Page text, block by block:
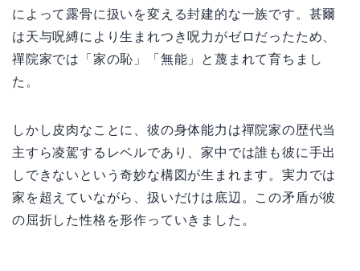
によって露骨に扱いを変える封建的な一族です。甚爾
は天与呪縛により生まれつき呪力がゼロだったため、
禪院家では「家の恥」「無能」と蔑まれて育ちまし
た。
しかし皮肉なことに、彼の身体能力は禪院家の歴代当
主すら凌駕するレベルであり、家中では誰も彼に手出
しできないという奇妙な構図が生まれます。実力では
家を超えていながら、扱いだけは底辺。この矛盾が彼
の屈折した性格を形作っていきました。